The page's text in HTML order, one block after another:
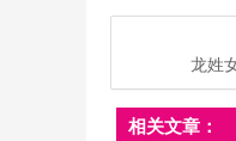
龙姓
相关文章：